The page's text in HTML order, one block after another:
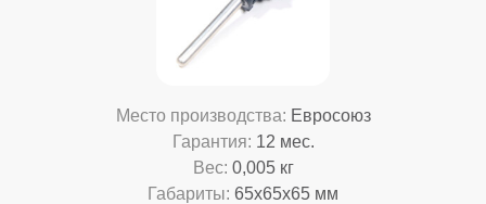
Место производства: Евросоюз
Гарантия: 12 мес.
Вес: 0,005 кг
Габариты: 65x65x65 мм